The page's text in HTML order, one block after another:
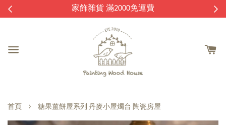
家飾雜貨 滿2000免運費
首頁 › 糖果薑餅屋系列 丹麥小屋燭台 陶瓷房屋